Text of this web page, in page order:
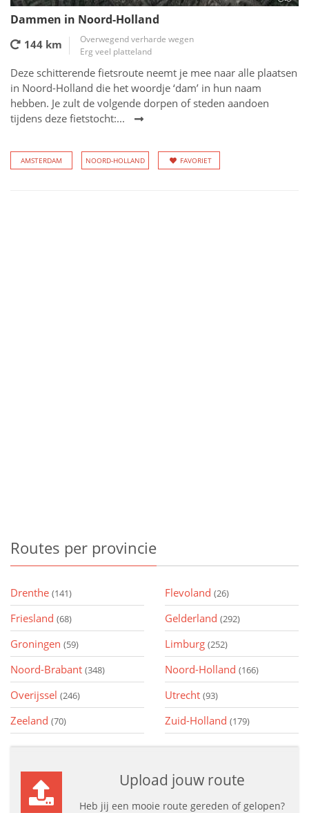
Dammen in Noord-Holland
144 km
Overwegend verharde wegen
Erg veel platteland
Deze schitterende fietsroute neemt je mee naar alle plaatsen
in Noord-Holland die het woordje ‘dam’ in hun naam
hebben. Je zult de volgende dorpen of steden aandoen
tijdens deze fietstocht:...
AMSTERDAM NOORD-HOLLAND FAVORIET
Routes per provincie
Drenthe (141) Flevoland (26)
Friesland (68) Gelderland (292)
Groningen (59) Limburg (252)
Noord-Brabant (348) Noord-Holland (166)
Overijssel (246) Utrecht (93)
Zeeland (70) Zuid-Holland (179)
Upload jouw route
Heb jij een mooie route gereden of gelopen?